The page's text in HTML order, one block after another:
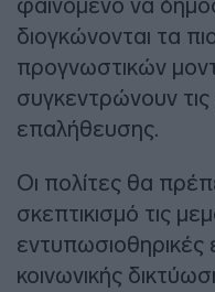
διογκώνονται τα
προγνωστικών
συγκεντρώνουν
επαλήθευσης.
Οι πολίτες θα
σκεπτικισμό τις
εντυπωσιοθηρικές
κοινωνικής